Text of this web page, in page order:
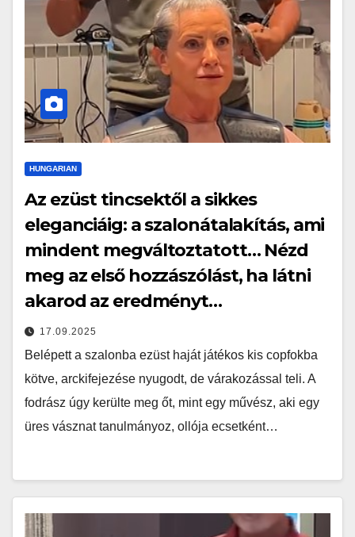
HUNGARIAN
Az ezüst tincsektől a sikkes
eleganciáig: a szalonátalakítás, ami
mindent megváltoztatott… Nézd
meg az első hozzászólást, ha látni
akarod az eredményt…
17.09.2025
Belépett a szalonba ezüst haját játékos kis copfokba
kötve, arckifejezése nyugodt, de várakozással teli. A
fodrász úgy kerülte meg őt, mint egy művész, aki egy
üres vásznat tanulmányoz, ollója ecsetként…